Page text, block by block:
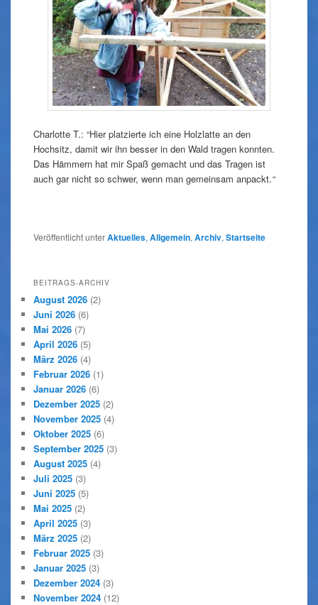
Charlotte T.: “Hier platzierte ich eine Holzlatte an den
Hochsitz, damit wir ihn besser in den Wald tragen konnten.
Das Hämmern hat mir Spaß gemacht und das Tragen ist
auch gar nicht so schwer, wenn man gemeinsam anpackt.“
Veröffentlicht unterAktuelles, Allgemein, Archiv, Startseite
BEITRAGS-ARCHIV
August 2026(2)
Juni 2026(6)
Mai 2026(7)
April 2026(5)
März 2026(4)
Februar 2026(1)
Januar 2026(6)
Dezember 2025(2)
November 2025(4)
Oktober 2025(6)
September 2025(3)
August 2025(4)
Juli 2025(3)
Juni 2025(5)
Mai 2025(2)
April 2025(3)
März 2025(2)
Februar 2025(3)
Januar 2025(3)
Dezember 2024(3)
November 2024(12)